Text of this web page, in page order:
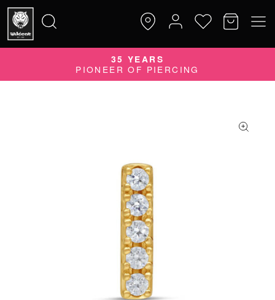
nach:
35 YEARS
PIONEER OF PIERCING